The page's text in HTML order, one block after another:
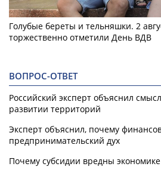
Голубые береты и тельняшки. 2
торжественно отметили День ВДВ
ВОПРОС-ОТВЕТ
Российский эксперт объяснил
развитии территорий
Эксперт объяснил, почему
предпринимательский дух
Почему субсидии вредны экономике